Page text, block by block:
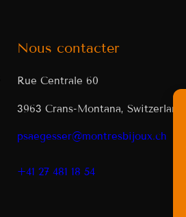
Nous contacter
Rue Centrale 60
3963 Crans-Montana, Switzerland
psaegesser@montresbijoux.ch
+41 27 481 18 54